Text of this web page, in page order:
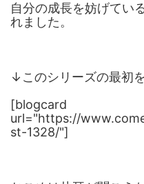
自分の成長を妨げてい
れました。
↓このシリーズの最初
[blogcard
url="https://
st-1328/"]